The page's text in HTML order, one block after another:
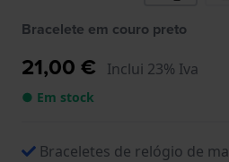
Bracelete em couro preto
21,00 € Inclui 23% Iva
● Em stock
Braceletes de relógio de